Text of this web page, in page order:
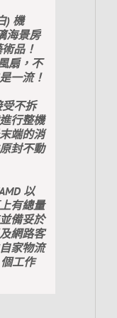
) 機
海景房
品！
扇，不
一流！
不拆
行整機
端的消
封不動
以
有總量
備妥於
網路客
家物流
工作